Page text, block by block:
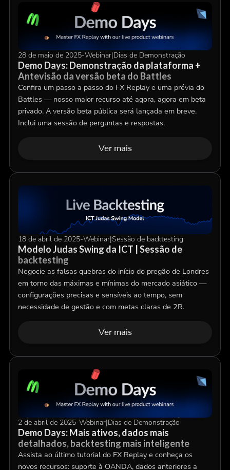
28 de maio de 2025-Webinar|Dias de Demonstração
Demo Days: Demonstração da plataforma +
Antevisão da versão beta do Battles
Confira um passo a passo do FX Replay e uma prévia do
Battles — nosso maior recurso até agora, agora em beta
privado. A versão beta pública será lançada em breve.
Inclui uma sessão de perguntas e respostas.
Ver mais
18 de abril de 2025-Webinar|Sessão de backtesting
Modelo Judas Swing da ICT | Sessão de
backtesting
Negocie as falsas quebras do início do pregão de Londres
em torno das máximas e mínimas do mercado asiático —
configurações precisas e sensíveis ao tempo, sem
necessidade de gestão e com metas claras de 2R.
Ver mais
2 de abril de 2025-Webinar|Dias de Demonstração
Demo Days: Mais ativos, dados mais
detalhados, backtesting mais inteligente
Assista ao último tutorial do FX Replay e conheça os
novos recursos: suporte à OANDA, dados anteriores a